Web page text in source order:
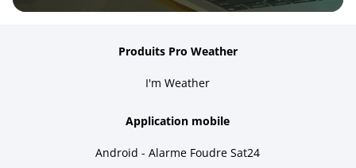
Produits Pro Weather
I'm Weather
Application mobile
Android - Alarme Foudre Sat24